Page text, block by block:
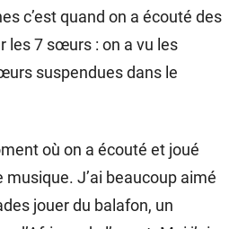
c’est quand on a écouté des
les 7 sœurs : on a vu les
suspendues dans le
où on a écouté et joué
J’ai beaucoup aimé
jouer du balafon, un